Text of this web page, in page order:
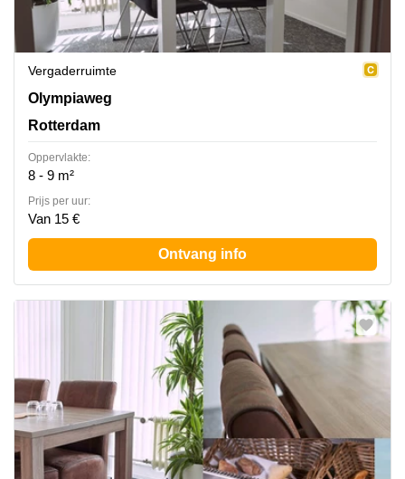
Vergaderruimte
Olympiaweg 4, Rotterdam
Olympiaweg
Rotterdam
Oppervlakte:
8 - 9 m²
Prijs per uur:
Van 15 €
Ontvang info